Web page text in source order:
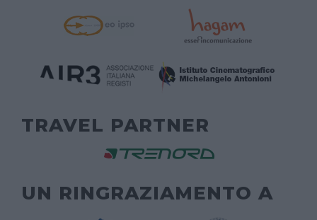
TRAVEL PARTNER
UN RINGRAZIAMENTO A